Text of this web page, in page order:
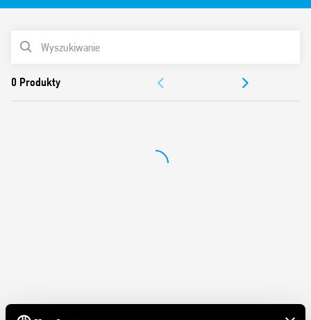
zadziałania
Cewka AC i DC
LISTA PRODUKTÓW
ZEZWOLENIA